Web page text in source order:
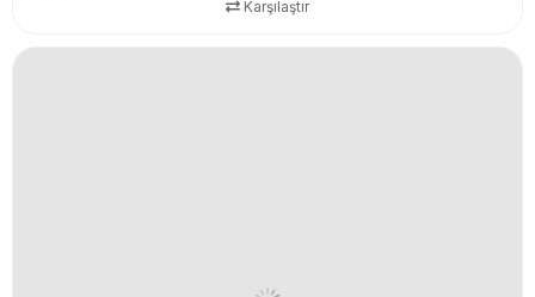
Karşılaştır